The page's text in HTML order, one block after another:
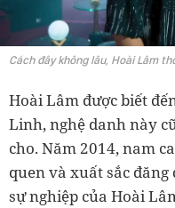
Cách đây không lâu, Hoài Lâm
Hoài Lâm được biết
Linh, nghệ danh này
cho. Năm 2014, nam
quen và xuất sắc
sự nghiệp của Hoài